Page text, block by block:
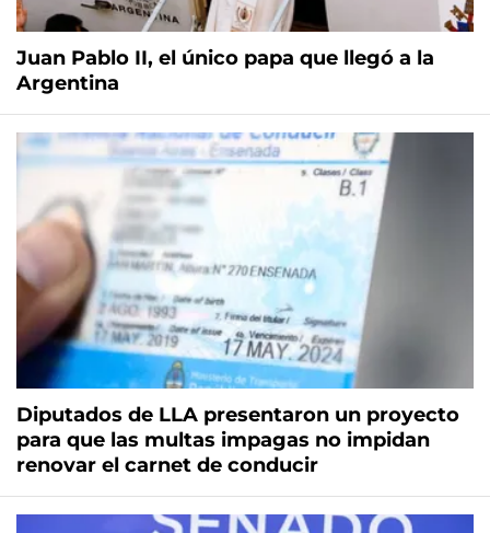
Juan Pablo II, el único papa que llegó a la
Argentina
Diputados de LLA presentaron un proyecto
para que las multas impagas no impidan
renovar el carnet de conducir